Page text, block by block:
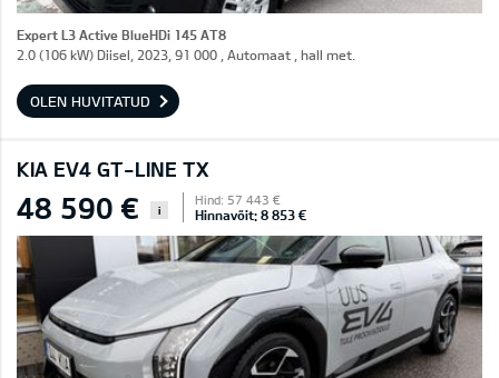
Expert L3 Active BlueHDi 145 AT8
2.0 (106 kW) Diisel, 2023, 91 000 , Automaat , hall met.
OLEN HUVITATUD
KIA EV4 GT-LINE TX
48 590 € i
Hind: 57 443 €
Hinnavõit: 8 853 €